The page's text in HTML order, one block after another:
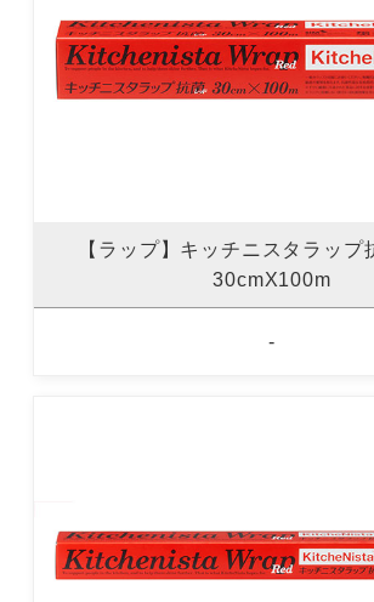
【ラップ】キッチニスタラップ
30cmX100m
-